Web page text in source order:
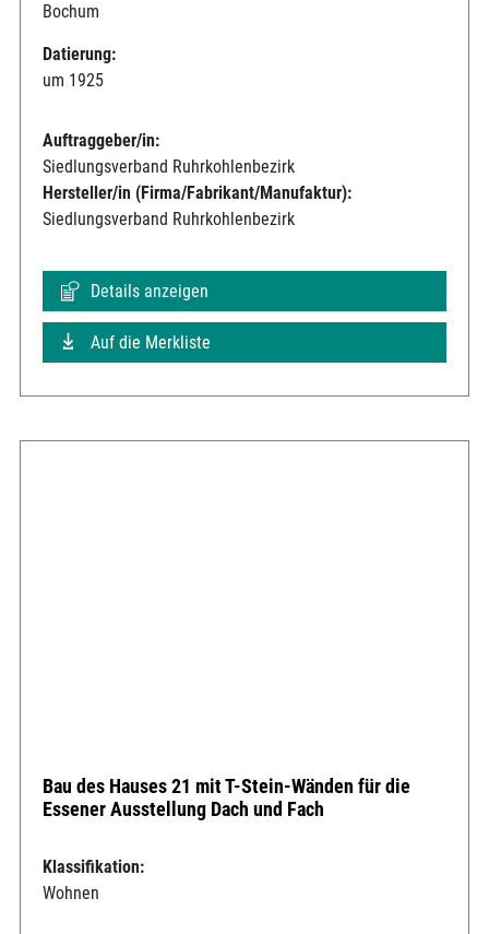
Bochum
Datierung:
um 1925
Auftraggeber/in:
Siedlungsverband Ruhrkohlenbezirk
Hersteller/in (Firma/Fabrikant/Manufaktur):
Siedlungsverband Ruhrkohlenbezirk
Details anzeigen
Auf die Merkliste
Bau des Hauses 21 mit T-Stein-Wänden für die
Essener Ausstellung Dach und Fach
Klassifikation:
Wohnen